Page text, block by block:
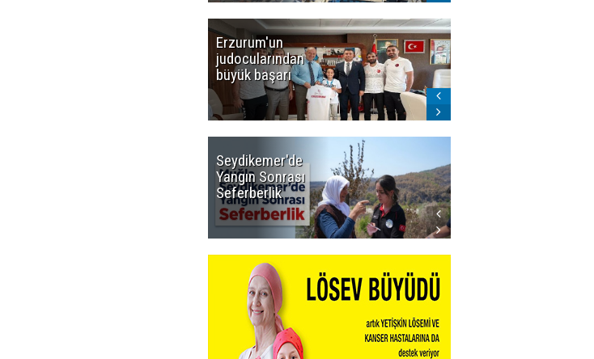
Erzurum'un
judocularından
büyük başarı
Seydikemer'de
Yangın Sonrası
Seferberlik